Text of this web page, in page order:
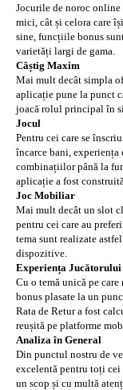
Jocurile de noroc online
mici, cât și celora care
sine, funcțiile bonus
varietăți largi de gama.
Câștig Maxim
Mai mult decât simpla
aplicație pune la punct
joacă rolul principal în
Jocul
Pentru cei care se
încarce bani, experiența
combinațiilor până la
aplicație a fost
Joc Mobiliar
Mai mult decât un slot
pentru cei care au
tema sunt realizate
dispozitive.
Experiența Jucătorului
Cu o temă unică pe
bonus plasate la un
Rata de Retur a fost
reușită pe platforme
Analiza în General
Din punctul nostru de
excelentă pentru toți cei
un scop și cu multă